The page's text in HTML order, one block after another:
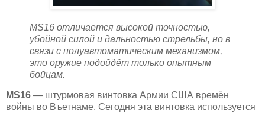
MS16 отличается высокой точностью,
убойной силой и дальностью стрельбы, но в
связи с полуавтоматическим механизмом,
это оружие подойдёт только опытным
бойцам.
MS16 — штурмовая винтовка Армии США времён
войны во Въетнаме. Сегодня эта винтовка используется